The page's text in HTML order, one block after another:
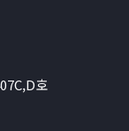
호